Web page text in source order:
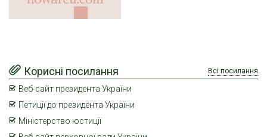
Корисні посилання Всі посилання
Веб-сайт президента України
Петиції до президента України
Міністерство юстиції